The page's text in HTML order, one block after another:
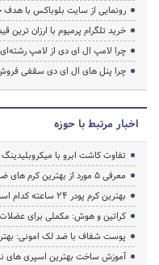
رونمایی از سایت بلوباکس با
خرید تلگرام پرمیوم با ارزان ترین
چرا لامپ ال ای دی از لامپ
چرا پنل های ال ای دی سقفی
اخبار مرتبط با حوزه
تفاوت کاشت ابرو با
معرفی 5 مورد از بهترین کرم های ضد لک صورت
بهترین کرم پودر 24 ساعته کدام است؟
کراتین و هوش: مکملی برای
پوست شفاف با ضد لک امونی:
آموزش ساخت بهترین اسپری های